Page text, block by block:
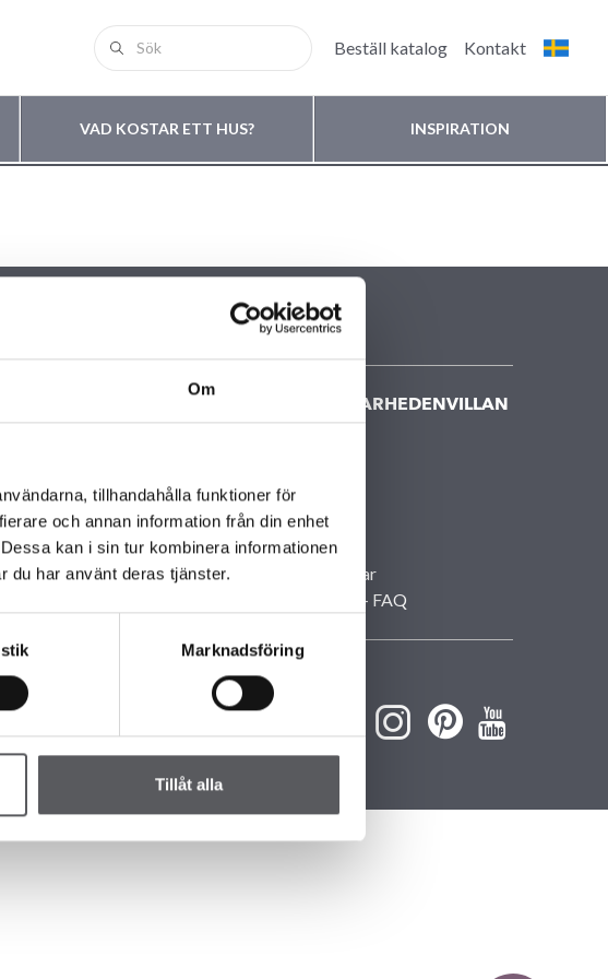
Om
tillhandahålla funktioner för
och annan information från din enhet
kan i sin tur kombinera informationen
du har använt deras tjänster.
Marknadsföring
Tillåt alla
Beställ katalog Kontakt
VAD KOSTAR ETT HUS? INSPIRATION
KONTAKTA FISKARHEDENVILLAN
Våra kontor
Personuppgifter
Villavisningar
Husbyggarkvällar
Frågor och svar – FAQ